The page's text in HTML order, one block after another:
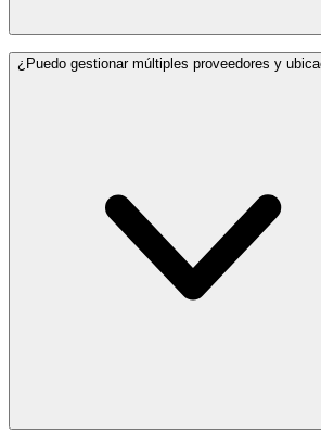
¿Puedo gestionar múltiples proveedores y